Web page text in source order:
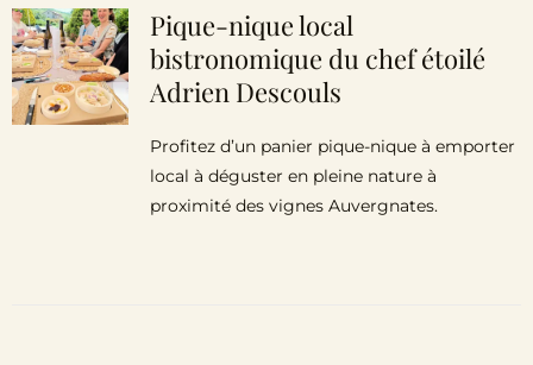
Pique-nique local
bistronomique du chef étoilé
Adrien Descouls
Profitez d’un panier pique-nique à emporter
local à déguster en pleine nature à
proximité des vignes Auvergnates.